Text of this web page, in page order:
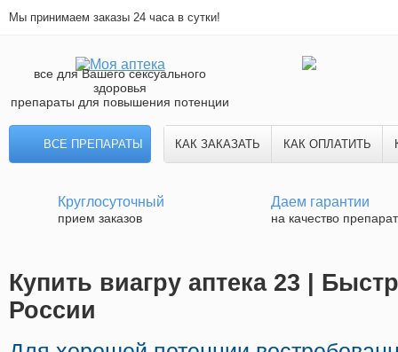
Мы принимаем заказы 24 часа в сутки!
все для Вашего сексуального
здоровья
препараты для повышения потенции
ВСЕ ПРЕПАРАТЫ КАК ЗАКАЗАТЬ КАК ОПЛАТИТЬ
Круглосуточный
прием заказов
Даем гарантии
на качество
Купить виагру аптека 23 |
России